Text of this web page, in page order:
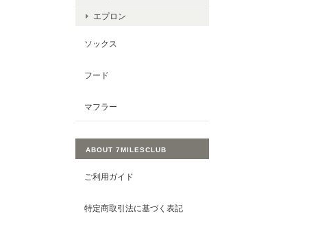
エプロン
ソックス
フード
マフラー
ABOUT 7MILESCLUB
ご利用ガイド
特定商取引法に基づく表記